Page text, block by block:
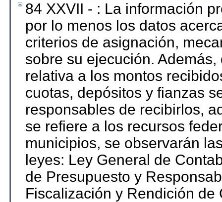
84 XXVII - : La información
por lo menos los datos
criterios de asignación,
sobre su ejecución.
relativa a los montos
cuotas, depósitos y fianzas
responsables de recibirlos,
se refiere a los recursos
municipios, se observarán
leyes: Ley General de
de Presupuesto y
Fiscalización y Rendición